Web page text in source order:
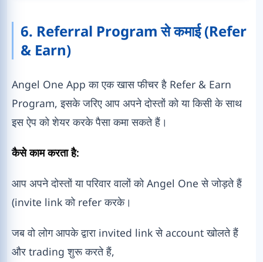
6. Referral Program से कमाई (Refer
& Earn)
Angel One App का एक खास फीचर है Refer & Earn
Program, इसके जरिए आप अपने दोस्तों को या किसी के साथ
इस ऐप को शेयर करके पैसा कमा सकते हैं।
कैसे काम करता है:
आप अपने दोस्तों या परिवार वालों को Angel One से जोड़ते हैं
(invite link को refer करके।
जब वो लोग आपके द्वारा invited link से account खोलते हैं
और trading शुरू करते हैं,